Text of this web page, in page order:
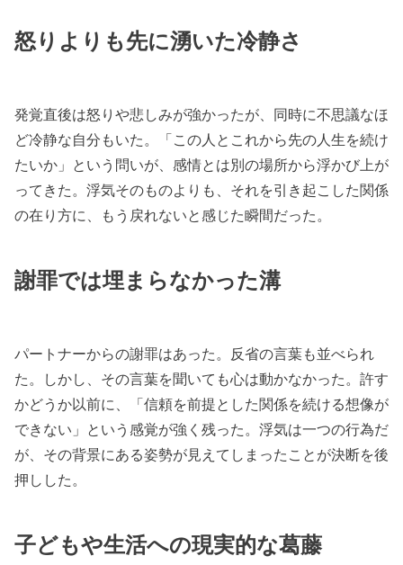
怒りよりも先に湧いた冷静さ
発覚直後は怒りや悲しみが強かったが、同時に不思議なほ
ど冷静な自分もいた。「この人とこれから先の人生を続け
たいか」という問いが、感情とは別の場所から浮かび上が
ってきた。浮気そのものよりも、それを引き起こした関係
の在り方に、もう戻れないと感じた瞬間だった。
謝罪では埋まらなかった溝
パートナーからの謝罪はあった。反省の言葉も並べられ
た。しかし、その言葉を聞いても心は動かなかった。許す
かどうか以前に、「信頼を前提とした関係を続ける想像が
できない」という感覚が強く残った。浮気は一つの行為だ
が、その背景にある姿勢が見えてしまったことが決断を後
押しした。
子どもや生活への現実的な葛藤